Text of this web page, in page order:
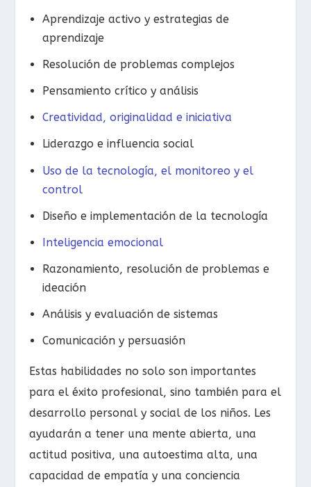
Aprendizaje activo y estrategias de
aprendizaje
Resolución de problemas complejos
Pensamiento crítico y análisis
Creatividad, originalidad e iniciativa
Liderazgo e influencia social
Uso de la tecnología, el monitoreo y el
control
Diseño e implementación de la tecnología
Inteligencia emocional
Razonamiento, resolución de problemas e
ideación
Análisis y evaluación de sistemas
Comunicación y persuasión
Estas habilidades no solo son importantes
para el éxito profesional, sino también para el
desarrollo personal y social de los niños. Les
ayudarán a tener una mente abierta, una
actitud positiva, una autoestima alta, una
capacidad de empatía y una conciencia